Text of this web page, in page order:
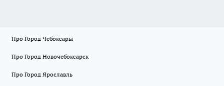
Про Город Чебоксары
Про Город Новочебоксарск
Про Город Ярославль